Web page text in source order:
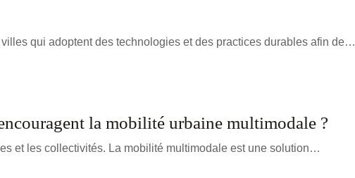
qui adoptent des technologies et des practices durables afin de…
la mobilité urbaine multimodale ?
et les collectivités. La mobilité multimodale est une solution…